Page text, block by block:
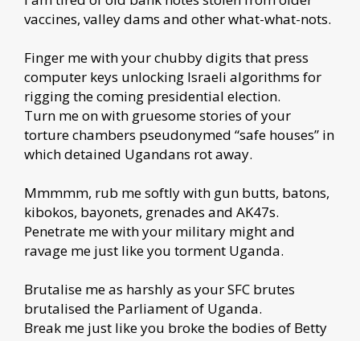
vaccines, valley dams and other what-what-nots.
Finger me with your chubby digits that press
computer keys unlocking Israeli algorithms for
rigging the coming presidential election.
Turn me on with gruesome stories of your
torture chambers pseudonymed “safe houses” in
which detained Ugandans rot away.
Mmmmm, rub me softly with gun butts, batons,
kibokos, bayonets, grenades and AK47s.
Penetrate me with your military might and
ravage me just like you torment Uganda.
Brutalise me as harshly as your SFC brutes
brutalised the Parliament of Uganda.
Break me just like you broke the bodies of Betty